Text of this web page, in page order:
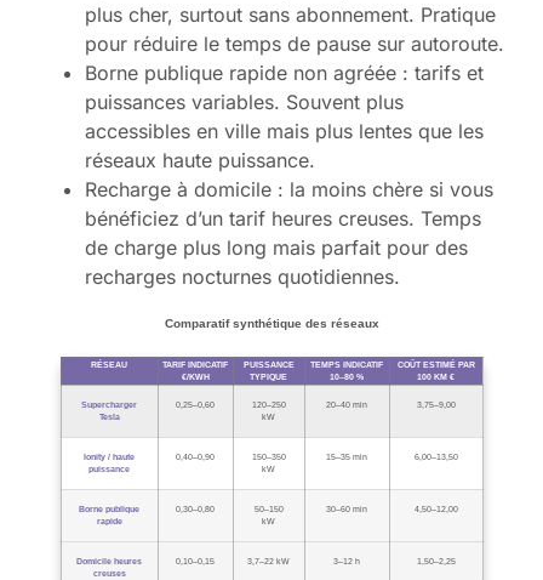
plus cher, surtout sans abonnement. Pratique
pour réduire le temps de pause sur autoroute.
Borne publique rapide non agréée : tarifs et
puissances variables. Souvent plus
accessibles en ville mais plus lentes que les
réseaux haute puissance.
Recharge à domicile : la moins chère si vous
bénéficiez d’un tarif heures creuses. Temps
de charge plus long mais parfait pour des
recharges nocturnes quotidiennes.
Comparatif synthétique des réseaux
RÉSEAU
TARIF INDICATIF
€/KWH
PUISSANCE
TYPIQUE
TEMPS INDICATIF
10–80 %
COÛT ESTIMÉ PAR
100 KM €
Supercharger
Tesla
0,25–0,60
120–250
kW
20–40 min 3,75–9,00
Ionity / haute
puissance
0,40–0,90
150–350
kW
15–35 min 6,00–13,50
Borne publique
rapide
0,30–0,80
50–150
kW
30–60 min 4,50–12,00
Domicile heures
creuses
0,10–0,15 3,7–22 kW 3–12 h 1,50–2,25